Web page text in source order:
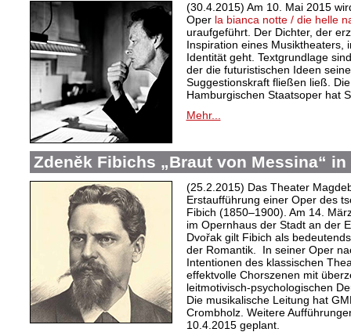
(30.4.2015) Am 10. Mai 2015
Operla bianca notte / die helle
uraufgeführt. Der Dichter, der
Inspiration eines Musiktheaters,
Identität geht. Textgrundlage
der die futuristischen Ideen
Suggestionskraft fließen ließ.
Hamburgischen Staatsoper hat
Mehr...
Zdeněk Fibichs „Braut von Messina“ in
(25.2.2015) Das Theater
Erstaufführung einer Oper des
Fibich (1850–1900). Am 14.
im Opernhaus der Stadt an der
Dvořak gilt Fibich als
der Romantik. In seiner Oper
Intentionen des klassischen
effektvolle Chorszenen mit
leitmotivisch-psychologischen
Die musikalische Leitung hat
Crombholz. Weitere
10.4.2015 geplant.